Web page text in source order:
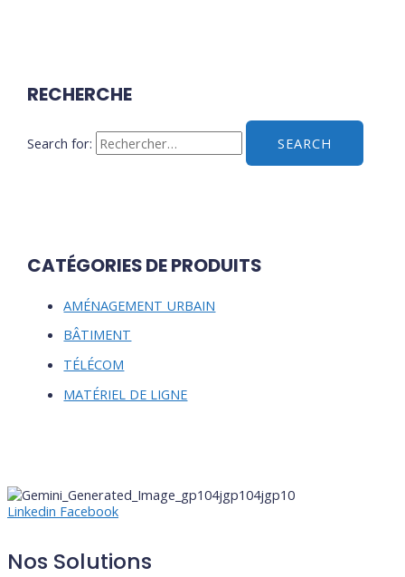
RECHERCHE
Search for:
CATÉGORIES DE PRODUITS
AMÉNAGEMENT URBAIN
BÂTIMENT
TÉLÉCOM
MATÉRIEL DE LIGNE
Linkedin Facebook
Nos Solutions